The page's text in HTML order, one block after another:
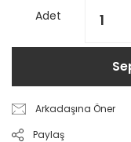
Adet
Arkadaşına Öner
Paylaş